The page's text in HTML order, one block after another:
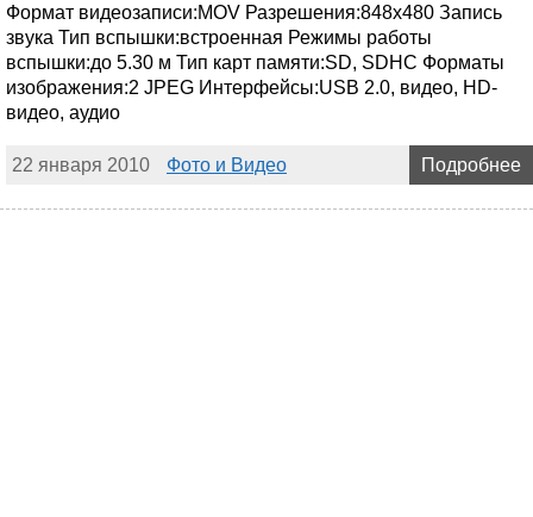
Формат видеозаписи:MOV Разрешения:848x480 Запись
звука Тип вспышки:встроенная Режимы работы
вспышки:до 5.30 м Тип карт памяти:SD, SDHC Форматы
изображения:2 JPEG Интерфейсы:USB 2.0, видео, HD-
видео, аудио
22 января 2010 Фото и Видео Подробнее